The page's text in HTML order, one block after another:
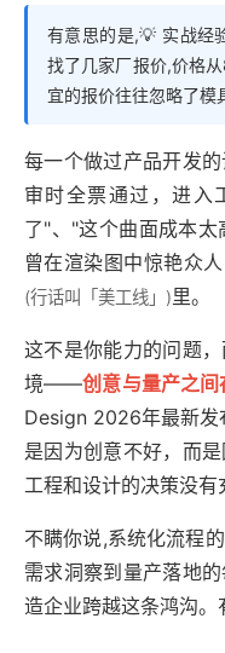
有意思的是,💡 实战经
找了几家厂报价,价格
宜的报价往往忽略了模
每一个做过产品开发
审时全票通过，进入
了"、"这个曲面成本
曾在渲染图中惊艳众
(行话叫「美工线」)里。
这不是你能力的问题
境——创意与量产之
Design 2026年最新发
是因为创意不好，而
工程和设计的决策没
不瞒你说,系统化流程
需求洞察到量产落地
造企业跨越这条鸿沟。